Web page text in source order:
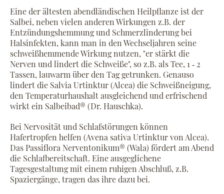
Eine der ältesten abendländischen Heilpflanze ist der
Salbei, neben vielen anderen Wirkungen z.B. der
Entzündungshemmung und Schmerzlinderung bei
Halsinfekten, kann man in den Wechseljahren seine
schweißhemmende Wirkung nutzen, "er stärkt die
Nerven und lindert die Schweiße", so z.B. als Tee, 1 ‐ 2
Tassen, lauwarm über den Tag getrunken. Genauso
lindert die Salvia Urtinktur (Alcea) die Schweißneigung,
den Temperaturhaushalt ausgleichend und erfrischend
wirkt ein Salbeibad® (Dr. Hauschka).
Bei Nervosität und Schlafstörungen können
Hafertropfen helfen (Avena sativa Urtinktur von Alcea).
Das Passiflora Nerventonikum® (Wala) fördert am Abend
die Schlafbereitschaft. Eine ausgeglichene
Tagesgestaltung mit einem ruhigen Abschluß, z.B.
Spaziergänge, tragen das ihre dazu bei.